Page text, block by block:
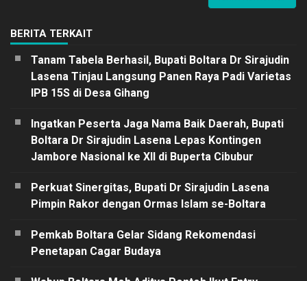
BERITA TERKAIT
Tanam Tabela Berhasil, Bupati Boltara Dr Sirajudin
Lasena Tinjau Langsung Panen Raya Padi Varietas
IPB 15S di Desa Gihang
Ingatkan Peserta Jaga Nama Baik Daerah, Bupati
Boltara Dr Sirajudin Lasena Lepas Kontingen
Jambore Nasional ke XII di Buperta Cibubur
Perkuat Sinergitas, Bupati Dr Sirajudin Lasena
Pimpin Rakor dengan Ormas Islam se-Boltara
Pemkab Boltara Gelar Sidang Rekomendasi
Penetapan Cagar Budaya